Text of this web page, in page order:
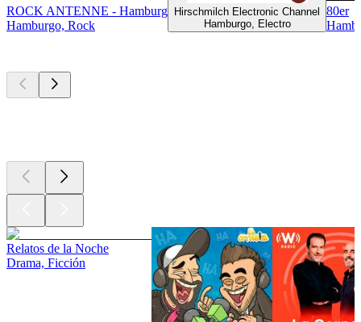
ROCK ANTENNE - Hamburg
Hamburgo, Rock
Hirschmilch Electronic Channel
Hamburgo, Electro
80er
Relatos de la Noche
Drama, Ficción